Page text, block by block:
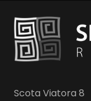
Scota Viatora 8